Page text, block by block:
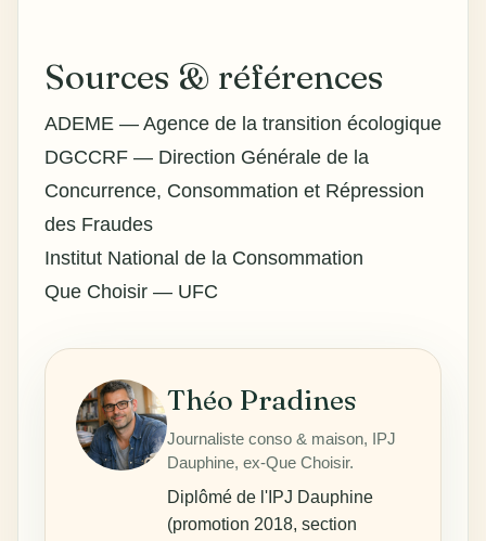
Sources & références
ADEME — Agence de la transition écologique
DGCCRF — Direction Générale de la
Concurrence, Consommation et Répression
des Fraudes
Institut National de la Consommation
Que Choisir — UFC
Théo Pradines
Journaliste conso & maison, IPJ
Dauphine, ex-Que Choisir.
Diplômé de l'IPJ Dauphine
(promotion 2018, section